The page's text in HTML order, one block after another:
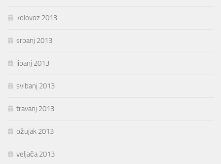
kolovoz 2013
srpanj 2013
lipanj 2013
svibanj 2013
travanj 2013
ožujak 2013
veljača 2013